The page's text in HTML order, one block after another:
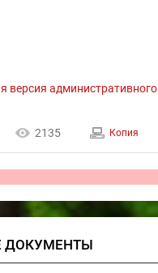
версия
2135 Копия
ДОКУМЕНТЫ